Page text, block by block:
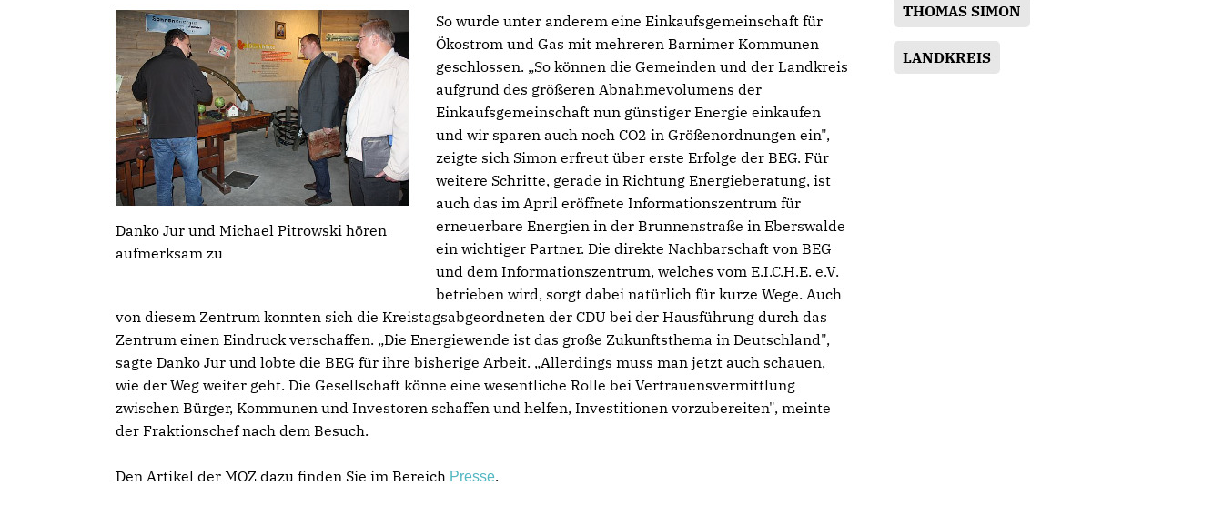
Danko Jur und Michael Pitrowski hören
aufmerksam zu
So wurde unter anderem eine Einkaufsgemeinschaft für
Ökostrom und Gas mit mehreren Barnimer Kommunen
geschlossen. „So können die Gemeinden und der Landkreis
aufgrund des größeren Abnahmevolumens der
Einkaufsgemeinschaft nun günstiger Energie einkaufen
und wir sparen auch noch CO2 in Größenordnungen ein",
zeigte sich Simon erfreut über erste Erfolge der BEG. Für
weitere Schritte, gerade in Richtung Energieberatung, ist
auch das im April eröffnete Informationszentrum für
erneuerbare Energien in der Brunnenstraße in Eberswalde
ein wichtiger Partner. Die direkte Nachbarschaft von BEG
und dem Informationszentrum, welches vom E.I.C.H.E. e.V.
betrieben wird, sorgt dabei natürlich für kurze Wege. Auch
von diesem Zentrum konnten sich die Kreistagsabgeordneten der CDU bei der Hausführung durch das
Zentrum einen Eindruck verschaffen. „Die Energiewende ist das große Zukunftsthema in Deutschland",
sagte Danko Jur und lobte die BEG für ihre bisherige Arbeit. „Allerdings muss man jetzt auch schauen,
wie der Weg weiter geht. Die Gesellschaft könne eine wesentliche Rolle bei Vertrauensvermittlung
zwischen Bürger, Kommunen und Investoren schaffen und helfen, Investitionen vorzubereiten", meinte
der Fraktionschef nach dem Besuch.
Den Artikel der MOZ dazu finden Sie im Bereich Presse.
THOMAS SIMON
LANDKREIS